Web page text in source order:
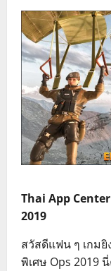
Thai App
2019
สวัสดีแฟน ๆ เกม
พิเศษ Ops 2019